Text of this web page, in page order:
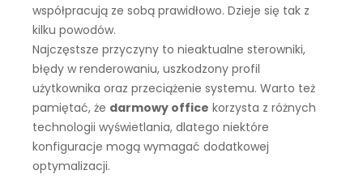
współpracują ze sobą prawidłowo. Dzieje się tak z
kilku powodów.
Najczęstsze przyczyny to nieaktualne sterowniki,
błędy w renderowaniu, uszkodzony profil
użytkownika oraz przeciążenie systemu. Warto też
pamiętać, że darmowy office korzysta z różnych
technologii wyświetlania, dlatego niektóre
konfiguracje mogą wymagać dodatkowej
optymalizacji.